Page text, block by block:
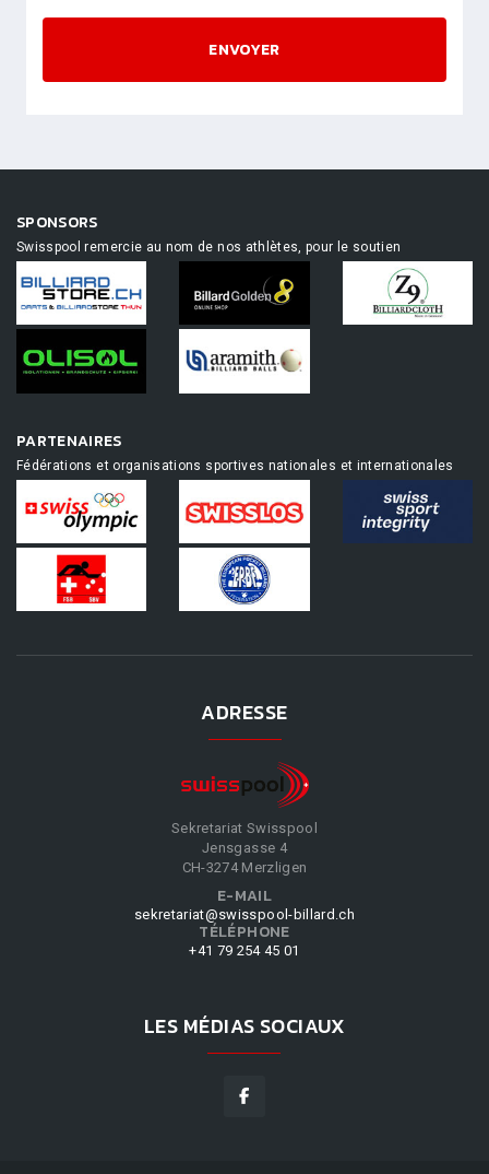
ENVOYER
SPONSORS
Swisspool remercie au nom de nos athlètes, pour le soutien
PARTENAIRES
Fédérations et organisations sportives nationales et internationales
ADRESSE
Sekretariat Swisspool
Jensgasse 4
CH-3274 Merzligen
E-MAIL
sekretariat@swisspool-billard.ch
TÉLÉPHONE
+41 79 254 45 01
LES MÉDIAS SOCIAUX